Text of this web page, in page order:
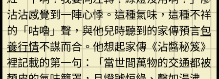
沾沾感覺到一陣心悸。這種氣味，這種不祥
的「咕嚕」聲，與他兒時聽到的家傳預言包
養行情不謀而合。他想起家傳《沾醬秘笈》
裡記載的第一句：「當世間萬物的交通都被